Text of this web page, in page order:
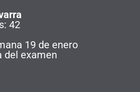
42
19 de enero
del examen